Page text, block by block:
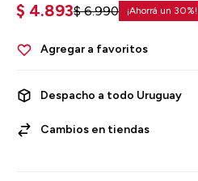
$ 4.893$ 6.990 30
Despacho a todo Uruguay
Cambios en tiendas